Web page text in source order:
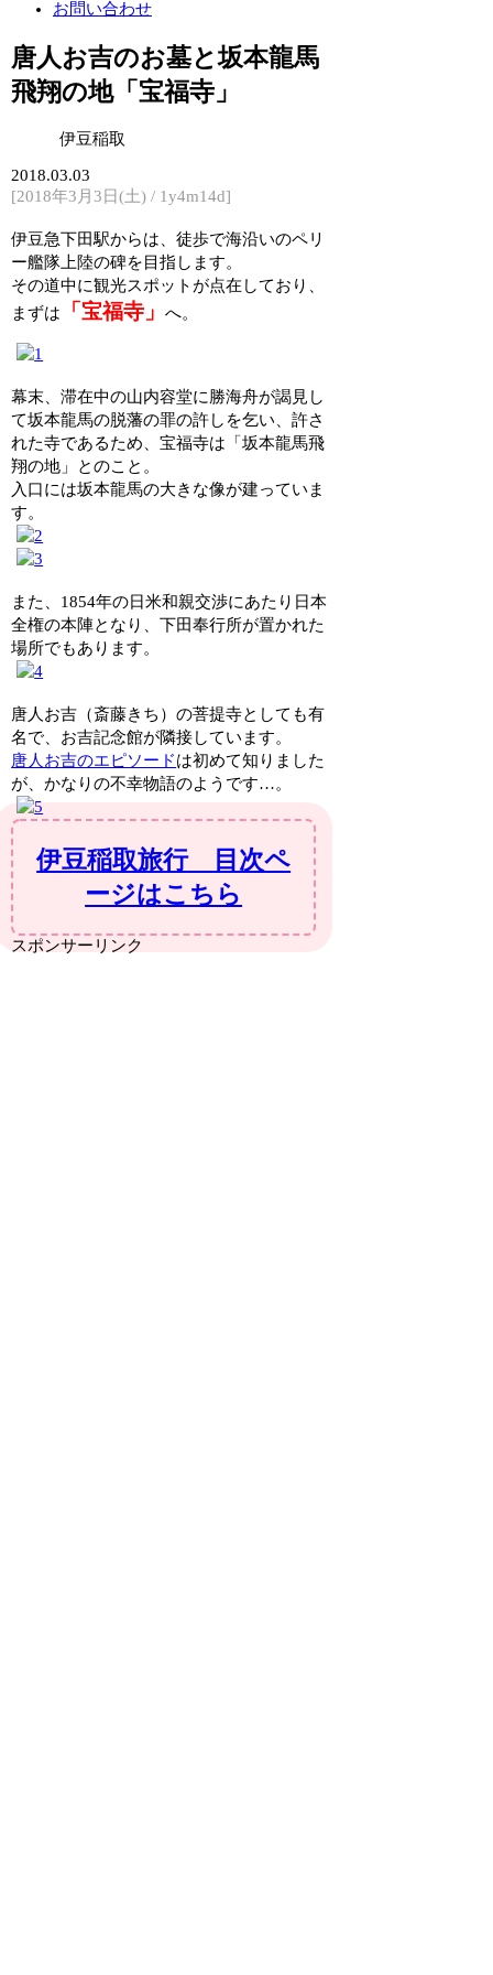
お問い合わせ
唐人お吉のお墓と坂本龍馬
飛翔の地「宝福寺」
伊豆稲取
2018.03.03
[2018年3月3日(土) / 1y4m14d]
伊豆急下田駅からは、徒歩で海沿いのペリ
ー艦隊上陸の碑を目指します。
その道中に観光スポットが点在しており、
まずは
「宝福寺」へ。
幕末、滞在中の山内容堂に勝海舟が謁見し
て坂本龍馬の脱藩の罪の許しを乞い、許さ
れた寺であるため、宝福寺は「坂本龍馬飛
翔の地」とのこと。
入口には坂本龍馬の大きな像が建っていま
す。
また、1854年の日米和親交渉にあたり日本
全権の本陣となり、下田奉行所が置かれた
場所でもあります。
唐人お吉（斎藤きち）の菩提寺としても有
名で、お吉記念館が隣接しています。
唐人お吉のエピソードは初めて知りました
が、かなりの不幸物語のようです…。
伊豆稲取旅行 目次ペ
ージはこちら
スポンサーリンク